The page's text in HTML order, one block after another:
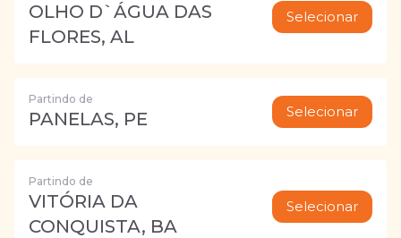
OLHO D`ÁGUA DAS
FLORES, AL
Selecionar
Partindo de
PANELAS, PE Selecionar
Partindo de
VITÓRIA DA
CONQUISTA, BA
Selecionar